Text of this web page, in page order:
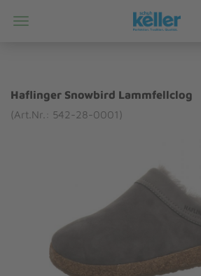
Haflinger Snowbird Lammfellclog
(Art.Nr.: 542-28-0001)